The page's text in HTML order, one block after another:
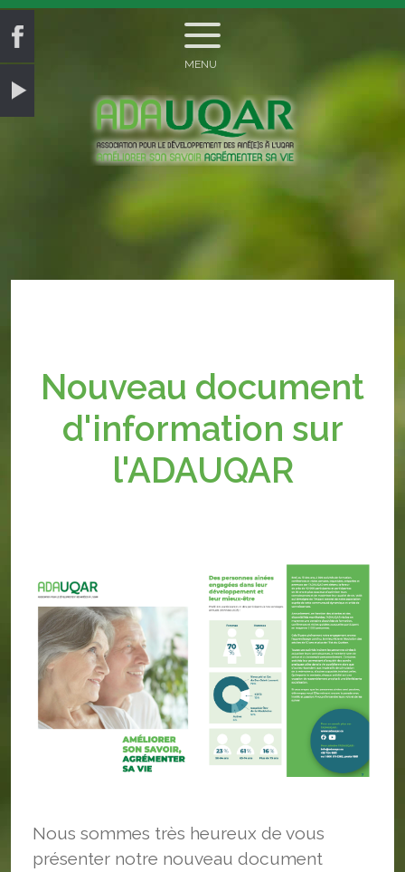
MENU
Nouveau document
d'information sur
l'ADAUQAR
Nous sommes très heureux de vous
présenter notre nouveau document